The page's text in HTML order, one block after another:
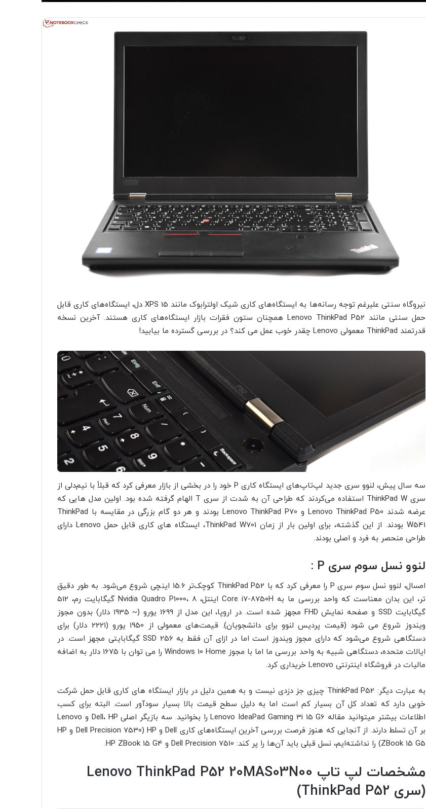
نیروگاه سنتی علیرغم توجه رسانه‌ها به ایستگاه‌های کاری شیک اولترابوک مانند XPS 15 دل، ایستگاه‌های کاری قابل
حمل سنتی مانند Lenovo ThinkPad P52 همچنان ستون فقرات بازار ایستگاه‌های کاری هستند. آخرین نسخه
قدرتمند ThinkPad معمولی Lenovo چقدر خوب عمل می کند؟ در بررسی گسترده ما بیابید!
سه سال پیش، لنوو سری جدید لپ‌تاپ‌های ایستگاه کاری P خود را در بخشی از بازار معرفی کرد که قبلاً با نیم‌دلی از
سری ThinkPad W استفاده می‌کردند که طراحی آن به شدت از سری T الهام گرفته شده بود. اولین مدل هایی که
عرضه شدند Lenovo ThinkPad P50 و Lenovo ThinkPad P70 بودند و هر دو گام بزرگی در مقایسه با ThinkPad
W541 بودند. از این گذشته، برای اولین بار از زمان ThinkPad W701، ایستگاه های کاری قابل حمل Lenovo دارای
طراحی منحصر به فرد و اصلی بودند.
لنوو نسل سوم سری P :
امسال، لنوو نسل سوم سری P را معرفی کرد که با ThinkPad P52 کوچک‌تر 15.6 اینچی شروع می‌شود. به طور دقیق
تر، این بدان معناست که واحد بررسی ما به Core i7-8750H اینتل، Nvidia Quadro P1000، 8 گیگابایت رم، 512
گیگابایت SSD و صفحه نمایش FHD مجهز شده است. در اروپا، این مدل از 1699 یورو (~ 1935 دلار) بدون مجوز
ویندوز شروع می شود (قیمت پردیس لنوو برای دانشجویان). قیمت‌های معمولی از 1950 یورو (2221 دلار) برای
دستگاهی شروع می‌شود که دارای مجوز ویندوز است اما در ازای آن فقط به SSD 256 گیگابایتی مجهز است. در
ایالات متحده، دستگاهی شبیه به واحد بررسی ما اما با مجوز Windows 10 Home را می توان با 1675 دلار به اضافه
مالیات در فروشگاه اینترنتی Lenovo خریداری کرد.
به عبارت دیگر: ThinkPad P52 چیزی جز دزدی نیست و به همین دلیل در بازار ایستگاه های کاری قابل حمل شرکت
خوبی دارد که تعداد کل آن بسیار کم است اما به دلیل سطح قیمت بالا بسیار سودآور است. البته برای کسب
اطلاعات بیشتر میتوانید مقاله Lenovo IdeaPad Gaming 3i 15 G6 را بخوانید. سه بازیگر اصلی Dell، HP و Lenovo
بر آن تسلط دارند. از آنجایی که هنوز فرصت بررسی آخرین ایستگاه‌های کاری Dell و HP (Dell Precision 7530 و HP
ZBook 15 G5) را نداشته‌ایم، نسل قبلی باید آن‌ها را پر کند: Dell Precision 7510 و HP ZBook 15 G4.
مشخصات لپ تاپ Lenovo ThinkPad P52 20MAS03N00
(سری ThinkPad P52)